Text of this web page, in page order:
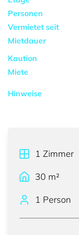
Personen
Vermietet seit
Mietdauer
Kaution
Miete
Hinweise
1 Zimmer
30 m²
1 Person